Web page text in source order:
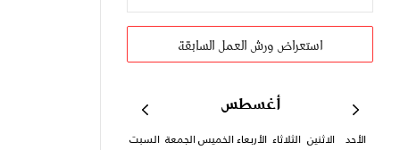
استعراض ورش العمل السابقة
أغسطس
الأحد الاثنين الثلاثاء الأربعاءالخميسالجمعة السبت